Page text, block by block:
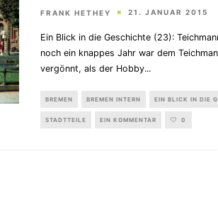
FRANK HETHEY 21. JANUAR 2015
Ein Blick in die Geschichte (23):
noch ein knappes Jahr war dem
vergönnt, als der Hobby...
BREMEN BREMEN INTERN EIN BLICK IN DIE
STADTTEILE EIN KOMMENTAR 0